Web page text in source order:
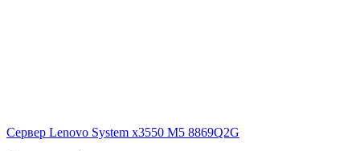
Сервер Lenovo System x3550 M5 8869Q2G